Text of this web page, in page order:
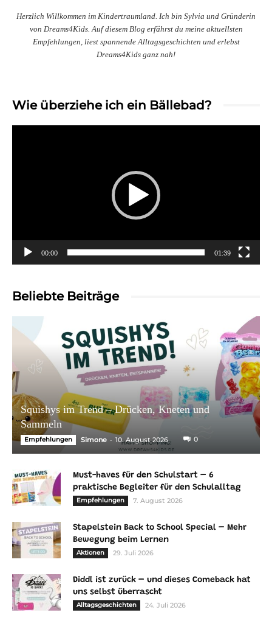
Herzlich Willkommen im Kindertraumland. Ich bin Sylvia und Gründerin
von Dreams4Kids. Auf diesem Blog erfährst du meine aktuellsten
Empfehlungen, liest spannende Alltagsgeschichten und erlebst
Dreams4Kids ganz nah!
Wie überziehe ich ein Bällebad?
00:00 01:39
Beliebte Beiträge
Squishys im Trend – Drücken, Kneten und
Sammeln
Empfehlungen Simone - 10. August 2026 0
Must-haves für den Schulstart – 6
praktische Begleiter für den Schulalltag
Empfehlungen 7. August 2026
Stapelstein Back to School Special – Mehr
Bewegung beim Lernen
Aktionen 29. Juli 2026
Diddl ist zurück – und dieses Comeback hat
uns selbst überrascht
Alltagsgeschichten 24. Juli 2026